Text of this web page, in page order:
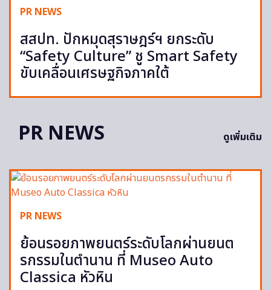
PR NEWS
สสปท. ปักหมุดสุราษฎร์ฯ ยกระดับ
“Safety Culture” ชู Smart Safety
ขับเคลื่อนเศรษฐกิจภาคใต้
PR NEWS ดูเพิ่มเติม
PR NEWS
ย้อนรอยภาพยนตร์ระดับโลกผ่านยนต
รกรรมในตำนาน ที่ Museo Auto
Classica หัวหิน